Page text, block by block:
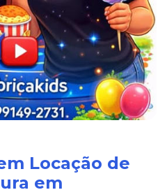
Locação de
em